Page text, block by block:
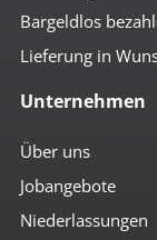
Bargeldlos
Lieferung in
Unternehmen
Über uns
Jobangebote
Niederlassungen